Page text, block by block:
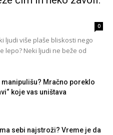
0
ljudi više plaše bliskosti nego
lepo? Neki ljudi ne beže od
Mračno poreklo
koje vas uništava
sebi najstroži? Vreme je da